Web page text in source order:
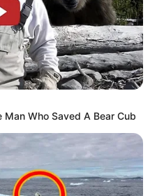
de Saúde, para os Agentes
Curso Técnico em Vigilância
às Endemias, para os Agentes
Who Saved A Bear Cub